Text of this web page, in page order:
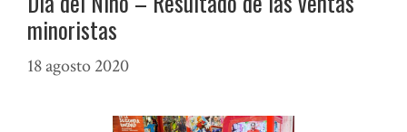
minoristas
18 agosto 2020